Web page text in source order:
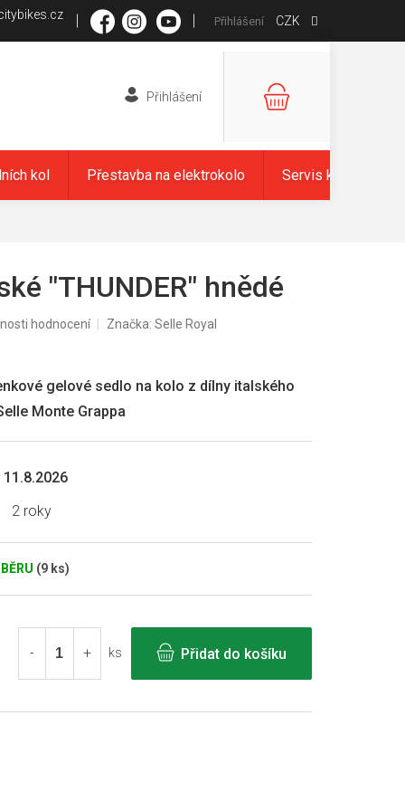
CZK
Přihlášení
NÁKUPNÍ
kol Přestavba na elektrokolo Servis kol
(9 ks)
11.8.2026
2 roky
gelové sedlo na kolo z dílny italského
Monte Grappa
"THUNDER" hnědé
hodnocení Značka: Selle Royal
ks Přidat do košíku